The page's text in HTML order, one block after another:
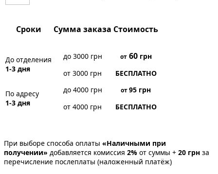
Сроки Сумма заказа Стоимость
До отделения
1-3 дня
до 3000 грн от60грн
от 3000 грн
БЕСПЛАТНО
По адресу
1-3 дня
до 4000 грн от95 грн
от 4000 грн
БЕСПЛАТНО
При выборе способа оплаты «Наличными при
получении» добавляется комиссия 2% от суммы + 20 грн за
перечисление послеплаты (наложенный платёж)